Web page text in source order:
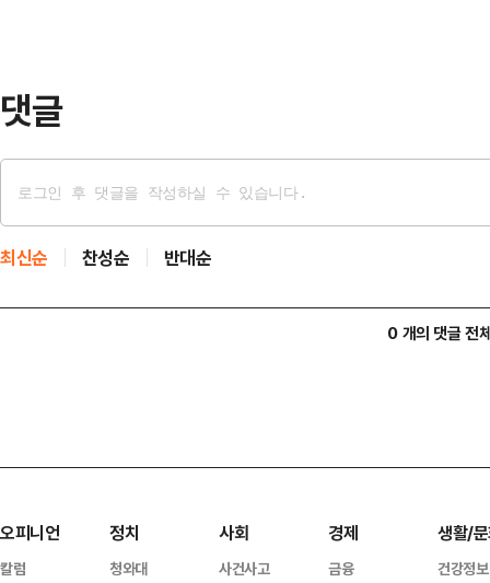
댓글
최신순 찬성순 반대순
0 개의 댓글 전
오피니언
칼럼
정치
청와대
사회
사건사고
경제
금융
생활/
건강정보